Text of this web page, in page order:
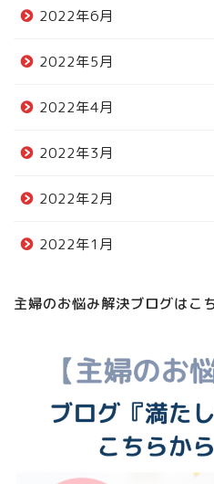
2022年6月
2022年5月
2022年4月
2022年3月
2022年2月
2022年1月
主婦のお悩み解決ブログはこ